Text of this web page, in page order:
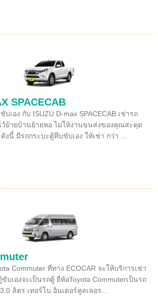
SPACECAB
บเอง กับ ISUZU D-max SPACECAB เช่ารถ
ว้ย้ายบ้านย้ายหอ ไม่ให้งานขนส่งของคุณสะดุด
งนี้ มีรถกระบะตู้ทึบขับเอง ให้เช่า กว่า ...
Commuter ที่ทาง ECOCAR จะให้บริการเช่า
บเองจะเป็นรถตู้ ยี่ห้อToyota Commuterเป็นรถ
ลิตร เทอร์โบ อินเตอร์คูลเลอร...